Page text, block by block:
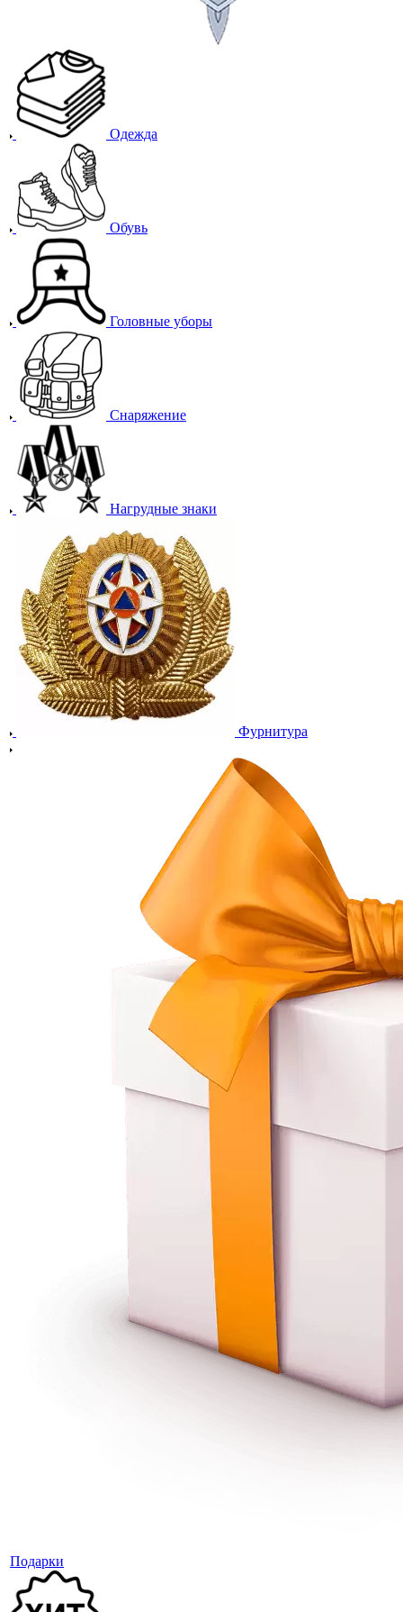
Одежда
Обувь
Головные уборы
Снаряжение
Нагрудные знаки
Фурнитура
Подарки